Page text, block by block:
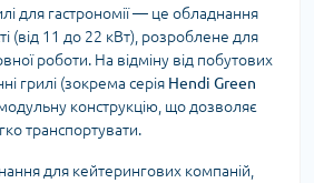
для гастрономії — це обладнання
(від 11 до 22 кВт), розроблене для
роботи. На відміну від побутових
грилі (зокрема серія Hendi Green
конструкцію, що дозволяє
транспортувати.
для кейтерингових компаній,